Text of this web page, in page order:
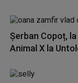
Șerban Copoț,
Animal X la